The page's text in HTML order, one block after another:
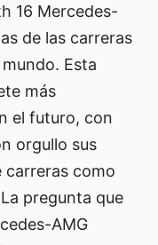
16 Mercedes-
de las carreras
Esta
más
el futuro, con
orgullo sus
como
pregunta que
AMG